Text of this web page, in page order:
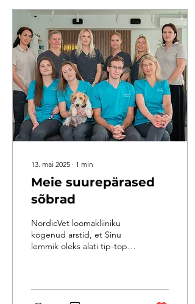
Skippy! Hurraa ja palju-
palju õnne, armas Skippy!
13. mai 2025 ∙ 1 min
Meie suurepärased
sõbrad
NordicVet loomakliiniku
kogenud arstid, et Sinu
lemmik oleks alati tip-top
lausa väga spetsiifiline